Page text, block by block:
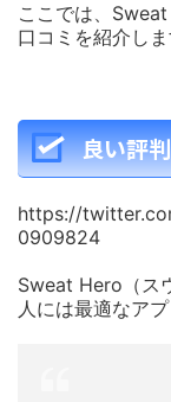
ここでは、
口コミを紹介しま
良い評
https://
0909824
Sweat Hero（ス
人には最適なア